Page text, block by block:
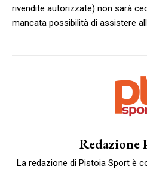
rivendite autorizzate) non sarà
mancata possibilità di assistere
Redazione
La redazione di Pistoia Sport è